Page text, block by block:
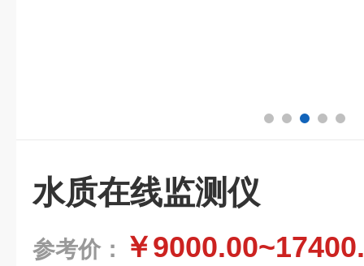
水质在线监测仪
参考价： ￥